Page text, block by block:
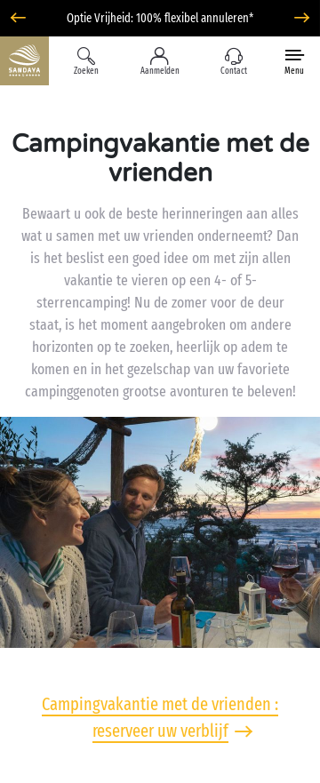
Optie Vrijheid: 100% flexibel annuleren*
Zoeken Aanmelden Contact Menu
Campingvakantie met de
vrienden
Bewaart u ook de beste herinneringen aan alles
wat u samen met uw vrienden onderneemt? Dan
is het beslist een goed idee om met zijn allen
vakantie te vieren op een 4- of 5-
sterrencamping! Nu de zomer voor de deur
staat, is het moment aangebroken om andere
horizonten op te zoeken, heerlijk op adem te
komen en in het gezelschap van uw favoriete
campinggenoten grootse avonturen te beleven!
Campingvakantie met de vrienden :
reserveer uw verblijf